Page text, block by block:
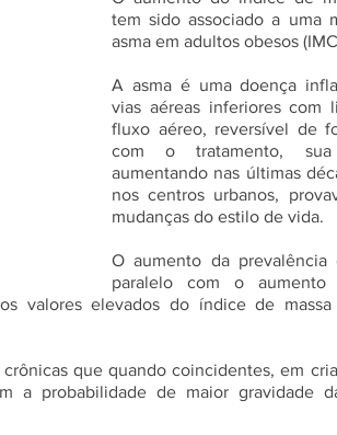
tem sido associado a uma
asma em adultos obesos
A asma é uma doença
vias aéreas inferiores com
fluxo aéreo, reversível de
com o tratamento, sua
aumentando nas últimas
nos centros urbanos,
mudanças do estilo de vida.
O aumento da prevalência
paralelo com o aumento
valores elevados do índice de
que quando coincidentes, em
a probabilidade de maior gravidade